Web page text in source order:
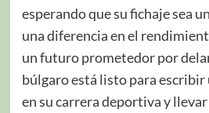
esperando que su fichaje sea
una diferencia en el
un futuro prometedor por
búlgaro está listo para
en su carrera deportiva y